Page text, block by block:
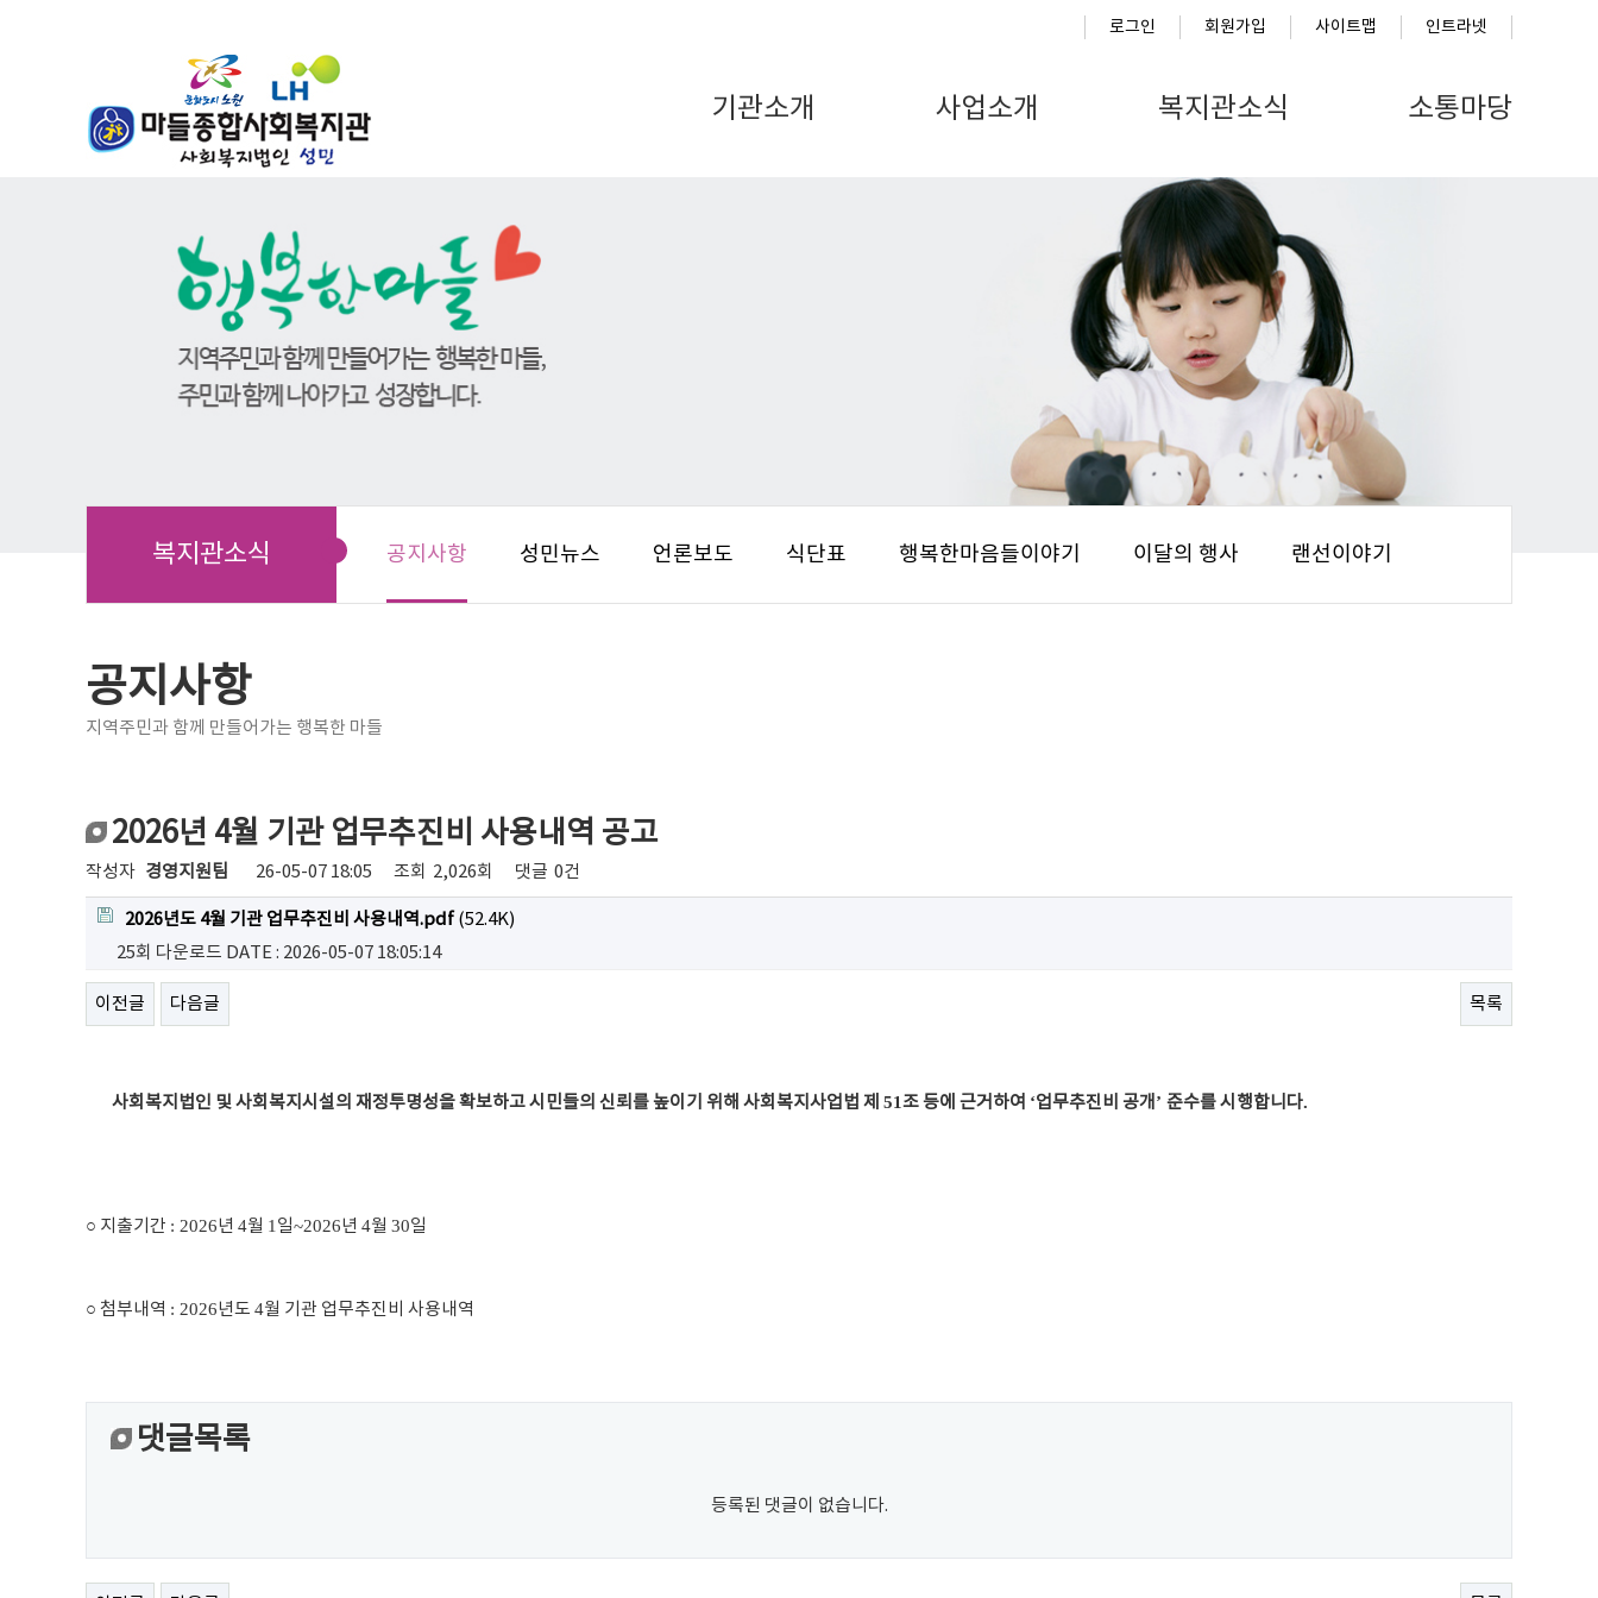
로그인 회원가입 사이트맵 인트라넷
기관소개 사업소개 복지관소식 소통마당
복지관소식 공지사항 성민뉴스 언론보도 식단표 행복한마음들이야기 이달의 행사 랜선이야기
공지사항
지역주민과 함께 만들어가는 행복한 마들
2026년 4월 기관 업무추진비 사용내역 공고
작성자 경영지원팀 26-05-07 18:05 조회 2,026회 댓글 0건
2026년도 4월 기관 업무추진비 사용내역.pdf (52.4K)
25회 다운로드 DATE : 2026-05-07 18:05:14
이전글 다음글 목록
사회복지법인 및 사회복지시설의 재정투명성을 확보하고 시민들의 신뢰를 높이기 위해 사회복지사업법 제 51조 등에 근거하여 ‘업무추진비 공개 ’ 준수를 시행합니다.
○ 지출기간 : 2026년 4월 1일~2026년 4월 30일
○ 첨부내역 : 2026년도 4월 기관 업무추진비 사용내역
댓글목록
등록된 댓글이 없습니다.